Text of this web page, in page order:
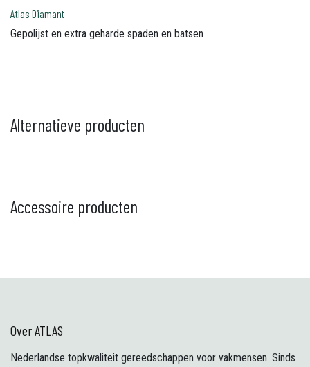
Atlas Diamant
Gepolijst en extra geharde spaden en batsen
Alternatieve producten
Accessoire producten
Over ATLAS
Nederlandse topkwaliteit gereedschappen voor vakmensen. Sinds